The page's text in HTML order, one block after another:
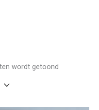
wordt getoond